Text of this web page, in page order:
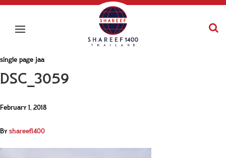
single page jaa
DSC_3059
February 1, 2018
Byshareef1400